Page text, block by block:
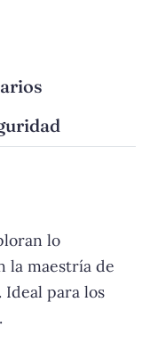
lo
la maestría de
Ideal para los